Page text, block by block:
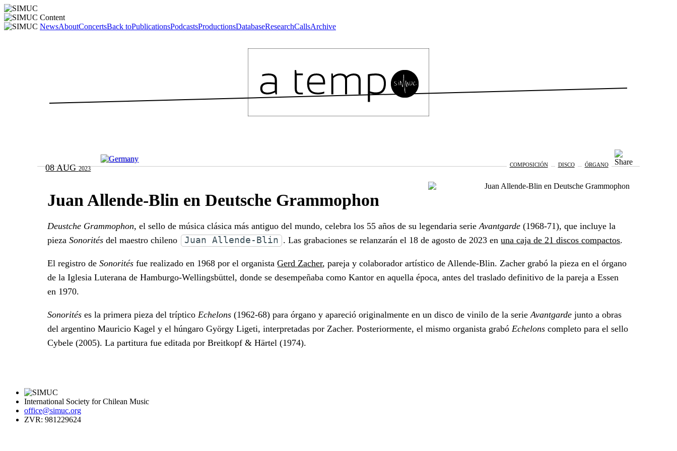
NewsAboutConcertsBack toPublicationsPodcastsProductionsDatabaseResearchCallsArchive
08 AUG2023
Composición Disco Órgano
Juan Allende-Blin en Deutsche Grammophon
Deustche Grammophon, el sello de música clásica más antiguo del mundo, celebra los 55 años de su legendaria serieAvantgarde (1968-71), que incluye la
piezaSonorités del maestro chileno Juan Allende-Blin . Las grabaciones se relanzarán el 18 de agosto de 2023 enuna caja de 21 discos compactos.
El registro deSonorités fue realizado en 1968 por el organistaGerd Zacher, pareja y colaborador artístico de Allende-Blin. Zacher grabó la pieza en el órgano
de la Iglesia Luterana de Hamburgo-Wellingsbüttel, donde se desempeñaba como Kantor en aquella época, antes del traslado definitivo de la pareja a Essen
en 1970.
Sonorités es la primera pieza del trípticoEchelons (1962-68) para órgano y apareció originalmente en un disco de vinilo de la serieAvantgardejunto a obras
del argentino Mauricio Kagel y el húngaro György Ligeti, interpretadas por Zacher. Posteriormente, el mismo organista grabóEchelons completo para el sello
Cybele (2005). La partitura fue editada por Breitkopf & Härtel (1974).
International Society for Chilean Music
office@simuc.org
ZVR: 981229624